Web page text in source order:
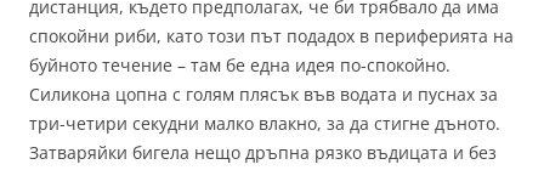
дистанция, където предполагах, че би трябвало да има
спокойни риби, като този път подадох в периферията на
буйното течение – там бе една идея по-спокойно.
Силикона цопна с голям плясък във водата и пуснах за
три-четири секудни малко влакно, за да стигне дъното.
Затваряйки бигела нещо дръпна рязко въдицата и без